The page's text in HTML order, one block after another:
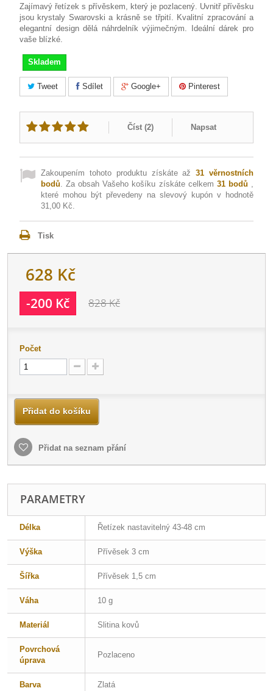
Zajímavý řetízek s přívěskem, který je pozlacený. Uvnitř přívěsku
jsou krystaly Swarovski a krásně se třpití. Kvalitní zpracování a
elegantní design dělá náhrdelník výjimečným. Ideální dárek pro
vaše blízké.
Skladem
Tweet Sdílet Google+ Pinterest
Číst (2) Napsat
Zakoupením tohoto produktu získáte až31 věrnostních
bodů. Za obsah Vašeho košíku získáte celkem 31bodů ,
které mohou být převedeny na slevový kupón v hodnotě
31,00 Kč.
Tisk
628 Kč
-200 Kč 828 Kč
Počet
Přidat do košíku
Přidat na seznam přání
PARAMETRY
Délka Řetízek nastavitelný 43-48 cm
Výška Přívěsek 3 cm
Šířka Přívěsek 1,5 cm
Váha 10 g
Materiál Slitina kovů
Povrchová
úprava
Pozlaceno
Barva Zlatá